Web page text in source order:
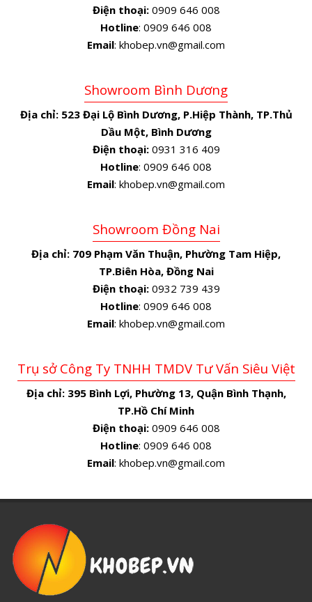
Điện thoại:0909 646 008
Hotline: 0909 646 008
Email: khobep.vn@gmail.com
Showroom Bình Dương
Địa chỉ: 523 Đại Lộ Bình Dương, P.Hiệp Thành, TP.Thủ
Dầu Một, Bình Dương
Điện thoại:0931 316 409
Hotline: 0909 646 008
Email: khobep.vn@gmail.com
Showroom Đồng Nai
Địa chỉ: 709 Phạm Văn Thuận, Phường Tam Hiệp,
TP.Biên Hòa, Đồng Nai
Điện thoại:0932 739 439
Hotline: 0909 646 008
Email: khobep.vn@gmail.com
Trụ sở Công Ty TNHH TMDV Tư Vấn Siêu Việt
Địa chỉ: 395 Bình Lợi, Phường 13, Quận Bình Thạnh,
TP.Hồ Chí Minh
Điện thoại:0909 646 008
Hotline: 0909 646 008
Email: khobep.vn@gmail.com